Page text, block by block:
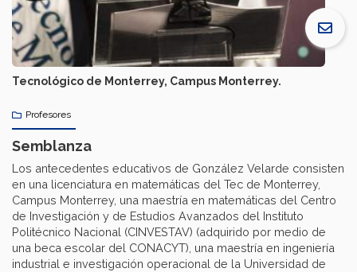
Tecnológico de Monterrey, Campus Monterrey.
Profesores
Semblanza
Los antecedentes educativos de González Velarde consisten
en una licenciatura en matemáticas del Tec de Monterrey,
Campus Monterrey, una maestría en matemáticas del Centro
de Investigación y de Estudios Avanzados del Instituto
Politécnico Nacional (CINVESTAV) (adquirido por medio de
una beca escolar del CONACYT), una maestría en ingeniería
industrial e investigación operacional de la Universidad de